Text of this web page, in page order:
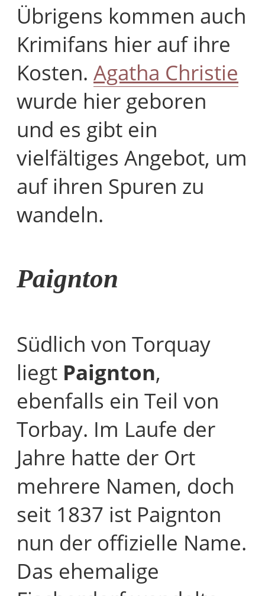
Übrigens kommen auch
Krimifans hier auf ihre
Kosten. Agatha Christie
wurde hier geboren
und es gibt ein
vielfältiges Angebot, um
auf ihren Spuren zu
wandeln.
Paignton
Südlich von Torquay
liegt Paignton,
ebenfalls ein Teil von
Torbay. Im Laufe der
Jahre hatte der Ort
mehrere Namen, doch
seit 1837 ist Paignton
nun der offizielle Name.
Das ehemalige